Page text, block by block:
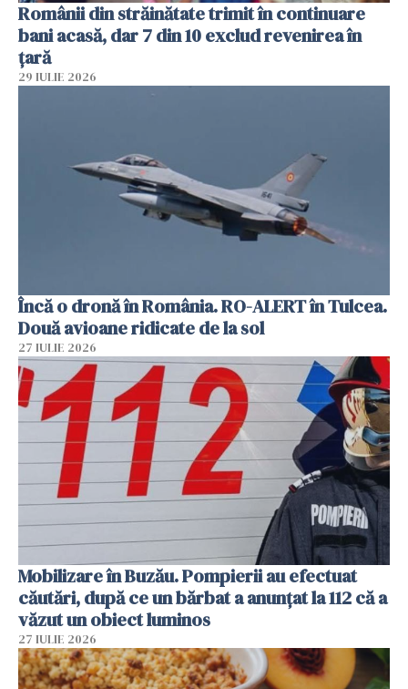
Românii din străinătate trimit în continuare
bani acasă, dar 7 din 10 exclud revenirea în
țară
29 IULIE 2026
Încă o dronă în România. RO-ALERT în Tulcea.
Două avioane ridicate de la sol
27 IULIE 2026
Mobilizare în Buzău. Pompierii au efectuat
căutări, după ce un bărbat a anunțat la 112 că a
văzut un obiect luminos
27 IULIE 2026